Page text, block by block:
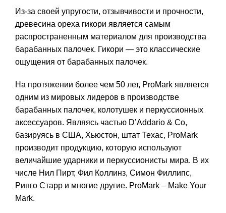
Из-за своей упругости, отзывчивости и прочности,
древесина ореха гикори является самым
распространенным материалом для производства
барабанных палочек. Гикори — это классические
ощущения от барабанных палочек.
На протяжении более чем 50 лет, ProMark является
одним из мировых лидеров в производстве
барабанных палочек, колотушек и перкуссионных
аксессуаров. Являясь частью D’Addario & Co,
базируясь в США, Хьюстон, штат Техас, ProMark
производит продукцию, которую используют
величайшие ударники и перкуссионисты мира. В их
числе Нил Пирт, Фил Коллинз, Симон Филлипс,
Ринго Старр и многие другие. ProMark – Make Your
Mark.